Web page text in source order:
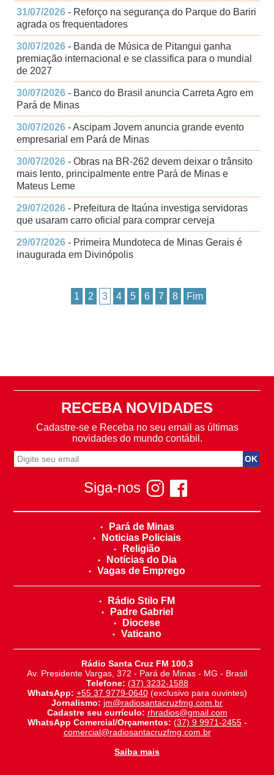
31/07/2026 - Reforço na segurança do Parque do Bariri
agrada os frequentadores
30/07/2026 - Banda de Música de Pitangui ganha
premiação internacional e se classifica para o mundial
de 2027
30/07/2026 - Banco do Brasil anuncia Carreta Agro em
Pará de Minas
30/07/2026 - Ascipam Jovem anuncia grande evento
empresarial em Pará de Minas
30/07/2026 - Obras na BR-262 devem deixar o trânsito
mais lento, principalmente entre Pará de Minas e
Mateus Leme
29/07/2026 - Prefeitura de Itaúna investiga servidoras
que usaram carro oficial para comprar cerveja
29/07/2026 - Primeira Mundoteca de Minas Gerais é
inaugurada em Divinópolis
1 2 3 4 5 6 7 8 Fim
RECEBA NOVIDADES
Cadastre-se e Receba no seu email as últimas
novidades do mundo contábil.
Siga-nos
Pará de Minas
Noticias Policiais
Religião
Notícias do Dia
Vagas de Emprego
Rádio Stilo FM
Padre Gabriel
Diocese
Vaticano
Rádio Santa Cruz FM 100,3
Av. Presidente Vargas, 372 - Pará de Minas - MG - Brasil
Telefone: (37) 3232-1588
WhatsApp: +55 37 9779-0640(exclusivo para ouvintes)
Jornalismo: jm@radiosantacruzfmg.com.br
Cadastre seu currículo: rhradios@gmail.com
WhatsApp Comercial/Orçamentos: (37) 9 9971-2455-
comercial@radiosantacruzfmg.com.br
Saiba mais